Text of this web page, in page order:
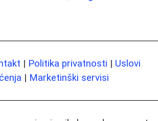
| Politika privatnosti | Uslovi
| Marketinški servisi